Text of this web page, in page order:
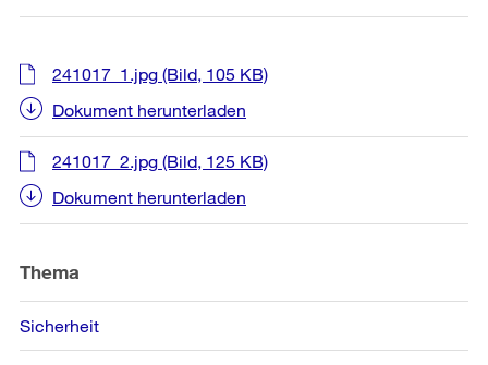
241017_1.jpg (Bild, 105 KB)
Dokument herunterladen
241017_2.jpg (Bild, 125 KB)
Dokument herunterladen
Thema
Sicherheit